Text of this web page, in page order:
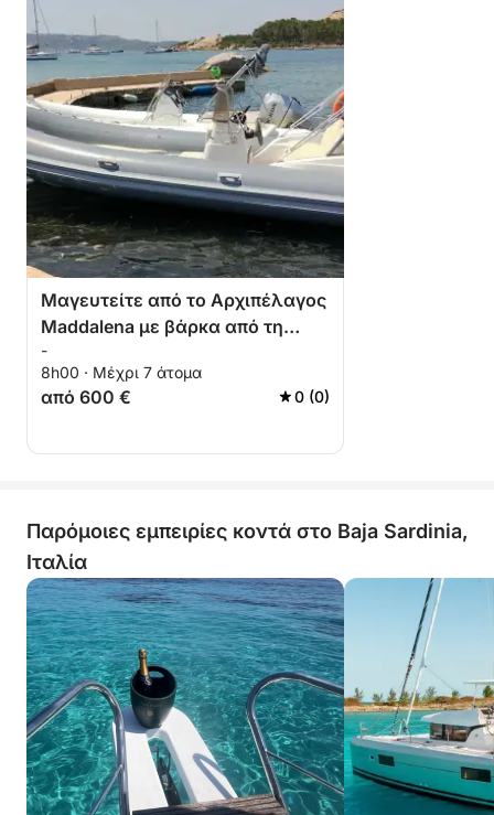
Μαγευτείτε από το Αρχιπέλαγος
Maddalena με βάρκα από τη
Μπάχα Σαρδηνία
-
8h00 · Μέχρι 7 άτομα
από 600 € 0 (0)
Παρόμοιες εμπειρίες κοντά στο Baja Sardinia,
Ιταλία